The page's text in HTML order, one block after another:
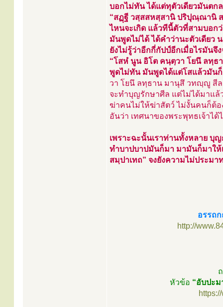
บอกไม่ทัน ได้แต่ทุตัวเดียวมันตก
“สฏฺฐี วสฺสสหสฺสานิ ปริปุณฺณานิ
ไหนจะเกิด แล้วทีนี้ตัวที่สามบอก
มันพูดไม่ได้ ได้คำว่านะตัวเดียว
ยังไม่รู้ว่าอีกกี่กัปป์อีกเมื่อไรมันจึ
“โสหํ นูน อิโต คนฺตฺวา โยนึ ลทฺ
พูดไม่ทัน มันพูดได้แต่โสแล้วมันก็
วา โยนึ ลทฺธาน มานุสึ วทญฺญู สีล
จะทำบุญรักษาศีล แต่ไม่ได้มาแล้
ฆ่าคนไม่ให้ฆ่าสัตว์ ไม่งั้นคนก็ต้อ
อันว่า เทศนาของพระพุทธเจ้าไ
เพราะฉะนั้นเราท่านทั้งหลาย บุ
ทำบาปบาปมันก็มา มามันก็มาให้
สมฺปาเทถ” จงยังความไม่ประมา
อรรถ
http://
หัวข้อ “อับปะม